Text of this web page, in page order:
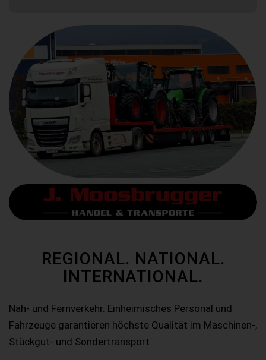
REGIONAL. NATIONAL.
INTERNATIONAL.
Nah- und Fernverkehr. Einheimisches Personal und
Fahrzeuge garantieren höchste Qualität im Maschinen-,
Stückgut- und Sondertransport.